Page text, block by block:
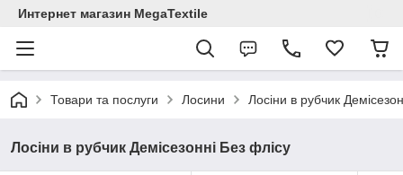
Интернет магазин MegaTextile
Товари та послуги Лосини Лосіни в рубчик
Лосіни в рубчик Демісезонні Без флісу